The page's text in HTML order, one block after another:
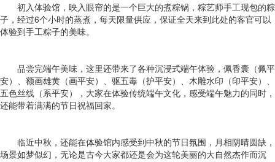
初入体验馆，映入眼帘的是一个巨大的煮粽锅，粽艺师手工现包的粽
子，经过6个小时的蒸煮，每天限量供应，保证全天来到此处的客官可以
体验到手工粽子的美味。
品尝完端午美味，这里还带来了各种沉浸式端午体验，佩香囊（佩平
安）、额画雄黄（画平安）、驱五毒（护平安）、木雕水印（印平安）、
五色丝线（系平安），大家在体验传统端午文化，感受端午魅力的同时，
还能带着满满的节日祝福回家。
临近中秋，还能在体验馆内感受到中秋的节日氛围，月相阴晴圆缺，
场景如梦似幻，无论是古今大家都还是会为这轮美丽的大自然杰作而沉